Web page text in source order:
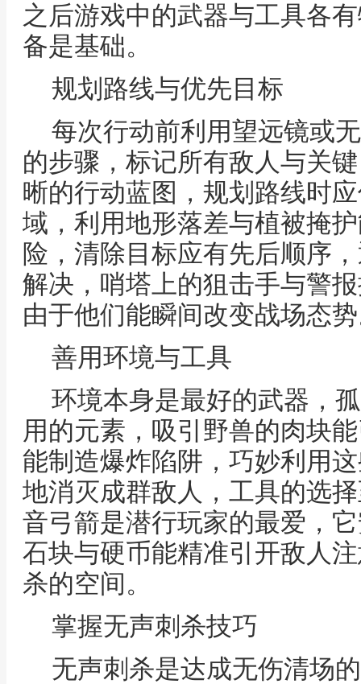
之后游戏中的武器与工具各
备是基础。
规划路线与优先目标
每次行动前利用望远镜或
的步骤，标记所有敌人与关
晰的行动蓝图，规划路线时
域，利用地形落差与植被掩
险，清除目标应有先后顺序
解决，哨塔上的狙击手与警
由于他们能瞬间改变战场态
善用环境与工具
环境本身是最好的武器，
用的元素，吸引野兽的肉块
能制造爆炸陷阱，巧妙利用
地消灭成群敌人，工具的选
音弓箭是潜行玩家的最爱，
石块与硬币能精准引开敌人
杀的空间。
掌握无声刺杀技巧
无声刺杀是达成无伤清场